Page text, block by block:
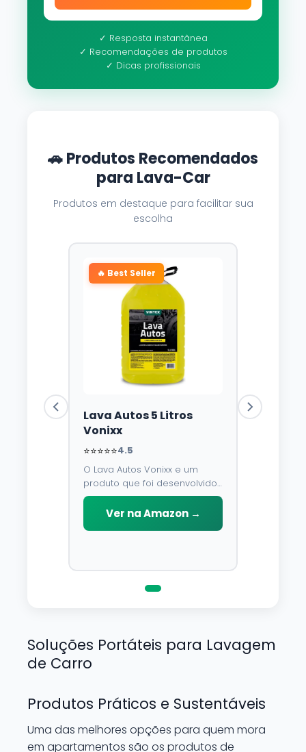
✓ Resposta instantânea
✓ Recomendações de produtos
✓ Dicas profissionais
🚗 Produtos Recomendados
para Lava-Car
Produtos em destaque para facilitar sua
escolha
🔥 Best Seller
Lava Autos 5 Litros
Vonixx
⭐⭐⭐⭐⭐4.5
O Lava Autos Vonixx e um
produto que foi desenvolvido
para limpar, proteger e
conservar a lataria do veiculo.
Por possuir pH neutro, pode
Ver na Amazon →
Soluções Portáteis para Lavagem
de Carro
Produtos Práticos e Sustentáveis
Uma das melhores opções para quem mora
em apartamentos são os produtos de